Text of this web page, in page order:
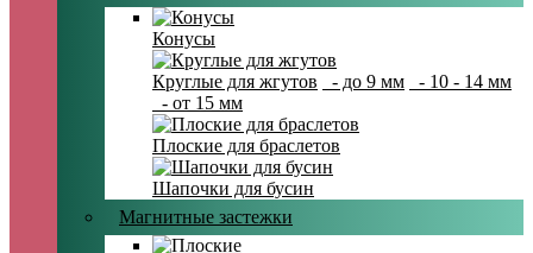
Конусы
Круглые для жгутов - до 9 мм
- 10 - 14 мм
- от 15 мм
Плоские для браслетов
Шапочки для бусин
Магнитные застежки